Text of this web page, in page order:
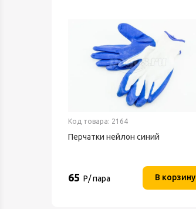
Код товара: 2164
Перчатки нейлон синий
65 Р/ пара В корзину